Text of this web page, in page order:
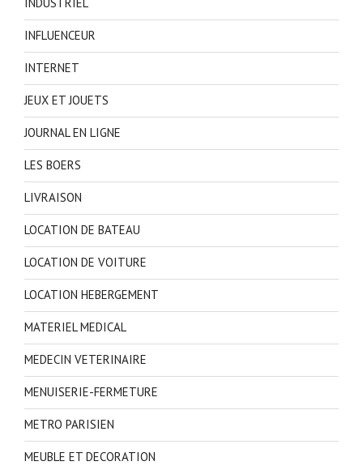
INDUSTRIEL
INFLUENCEUR
INTERNET
JEUX ET JOUETS
JOURNAL EN LIGNE
LES BOERS
LIVRAISON
LOCATION DE BATEAU
LOCATION DE VOITURE
LOCATION HEBERGEMENT
MATERIEL MEDICAL
MEDECIN VETERINAIRE
MENUISERIE-FERMETURE
METRO PARISIEN
MEUBLE ET DECORATION